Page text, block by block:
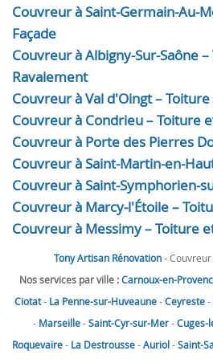
Couvreur à Saint-Germain-Au-
Façade
Couvreur à Albigny-Sur-Saône
Ravalement
Couvreur à Val d'Oingt –
Couvreur à Condrieu – Toiture
Couvreur à Porte des Pierres
Couvreur à Saint-Martin-en-
Couvreur à Saint-Symphorien-
Couvreur à Marcy-l'Étoile –
Couvreur à Messimy – Toiture
Tony Artisan Rénovation-
Nos services par ville :Carnoux-en-
Ciotat- La Penne-sur-Huveaune-Ceyreste-
- Marseille-Saint-Cyr-sur-Mer-Cuges-
Roquevaire- La Destrousse-Auriol-Saint-